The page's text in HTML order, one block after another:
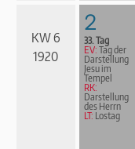
KW 6
1920
2
33. Tag
EV: Tag der
Darstellung
Jesu im
Tempel
RK:
Darstellung
des Herrn
LT: Lostag